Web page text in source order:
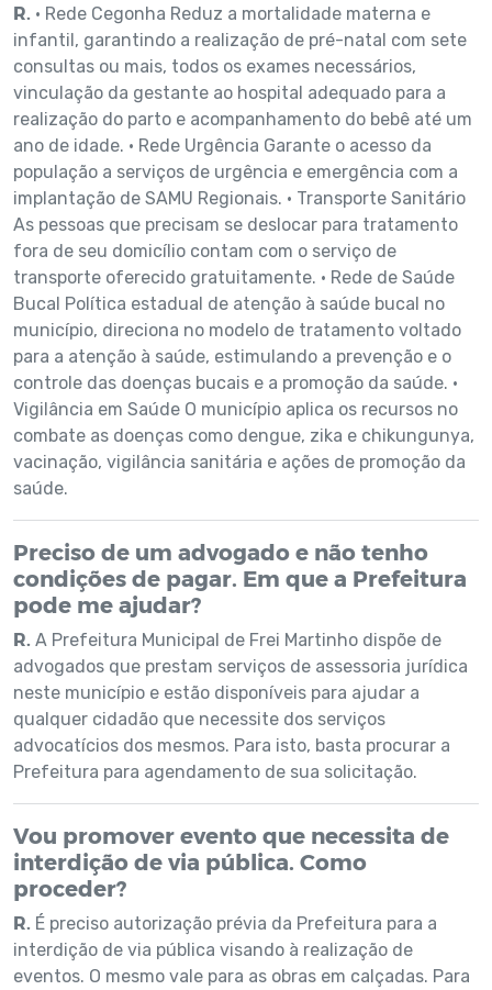
R. • Rede Cegonha Reduz a mortalidade materna e
infantil, garantindo a realização de pré-natal com sete
consultas ou mais, todos os exames necessários,
vinculação da gestante ao hospital adequado para a
realização do parto e acompanhamento do bebê até um
ano de idade. • Rede Urgência Garante o acesso da
população a serviços de urgência e emergência com a
implantação de SAMU Regionais. • Transporte Sanitário
As pessoas que precisam se deslocar para tratamento
fora de seu domicílio contam com o serviço de
transporte oferecido gratuitamente. • Rede de Saúde
Bucal Política estadual de atenção à saúde bucal no
município, direciona no modelo de tratamento voltado
para a atenção à saúde, estimulando a prevenção e o
controle das doenças bucais e a promoção da saúde. •
Vigilância em Saúde O município aplica os recursos no
combate as doenças como dengue, zika e chikungunya,
vacinação, vigilância sanitária e ações de promoção da
saúde.
Preciso de um advogado e não tenho
condições de pagar. Em que a Prefeitura
pode me ajudar?
R. A Prefeitura Municipal de Frei Martinho dispõe de
advogados que prestam serviços de assessoria jurídica
neste município e estão disponíveis para ajudar a
qualquer cidadão que necessite dos serviços
advocatícios dos mesmos. Para isto, basta procurar a
Prefeitura para agendamento de sua solicitação.
Vou promover evento que necessita de
interdição de via pública. Como
proceder?
R. É preciso autorização prévia da Prefeitura para a
interdição de via pública visando à realização de
eventos. O mesmo vale para as obras em calçadas. Para